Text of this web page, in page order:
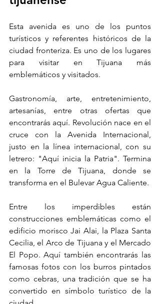
Esta avenida es uno de los puntos
turísticos y referentes históricos de la
ciudad fronteriza. Es uno de los lugares
para visitar en Tijuana más
emblemáticos y visitados.
Gastronomía, arte, entretenimiento,
artesanías, entre otras ofertas que
encontrarás aquí. Revolución nace en el
cruce con la Avenida Internacional,
justo en la línea internacional, con su
letrero: "Aquí inicia la Patria". Termina
en la Torre de Tijuana, donde se
transforma en el Bulevar Agua Caliente.
Entre los imperdibles están
construcciones emblemáticas como el
edificio morisco Jai Alai, la Plaza Santa
Cecilia, el Arco de Tijuana y el Mercado
El Popo. Aquí también encontrarás las
famosas fotos con los burros pintados
como cebras, una tradición que se ha
convertido en símbolo turístico de la